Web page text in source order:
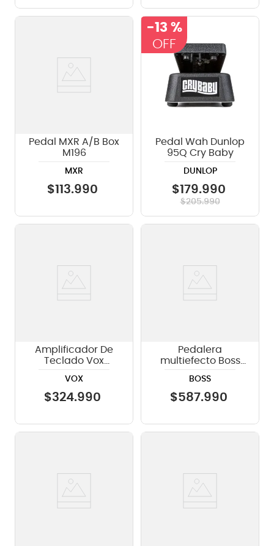
Pedal MXR A/B Box
M196
MXR
$113.990
-13 %
Pedal Wah Dunlop
95Q Cry Baby
DUNLOP
$179.990
$205.990
Amplificador De
Teclado Vox
VOX
$324.990
Pedalera
multiefecto Boss
BOSS
$587.990